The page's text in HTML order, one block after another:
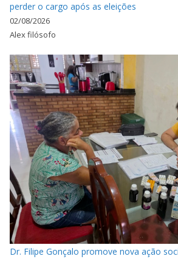
perder o cargo após as eleições
02/08/2026
Alex filósofo
Dr. Filipe Gonçalo promove nova ação